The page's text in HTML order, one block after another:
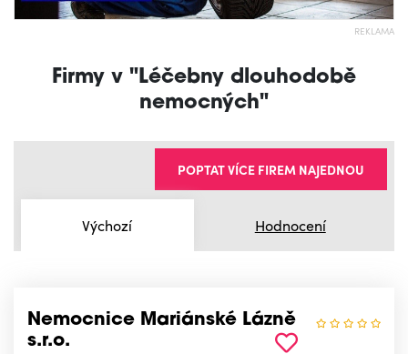
REKLAMA
Firmy v "Léčebny dlouhodobě
nemocných"
Výchozí Hodnocení
POPTAT VÍCE FIREM NAJEDNOU
Nemocnice Mariánské Lázně
s.r.o.